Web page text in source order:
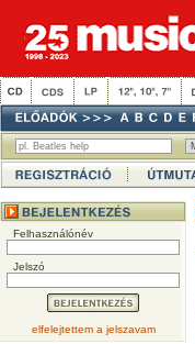
Felhasználónév
Jelszó
elfelejtettem a jelszavam